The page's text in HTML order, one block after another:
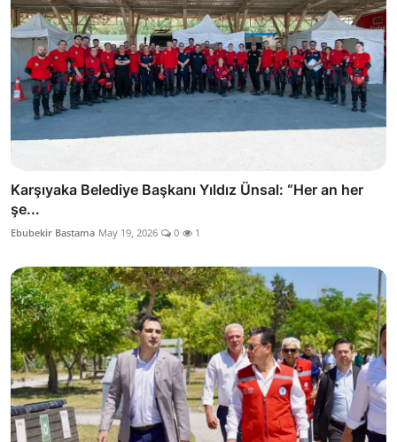
Karşıyaka Belediye Başkanı Yıldız Ünsal: “Her an her
şe...
Ebubekir Bastama May 19, 2026 0 1